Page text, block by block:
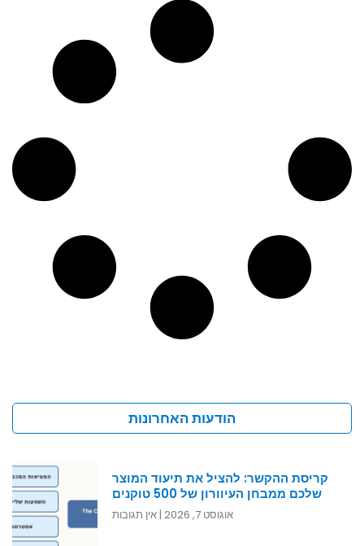
הודעות האחרונות
קריסת ההקשר: להציל את תיעוד המוצר
שלכם ממבחן העיוורון של 500 טוקנים
אוגוסט 7, 2026 אין תגובות